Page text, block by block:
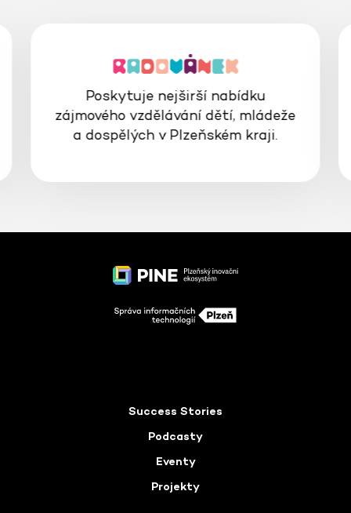
Poskytuje nejširší nabídku
zájmového vzdělávání dětí, mládeže
a dospělých v Plzeňském kraji.
Success Stories
Podcasty
Eventy
Projekty